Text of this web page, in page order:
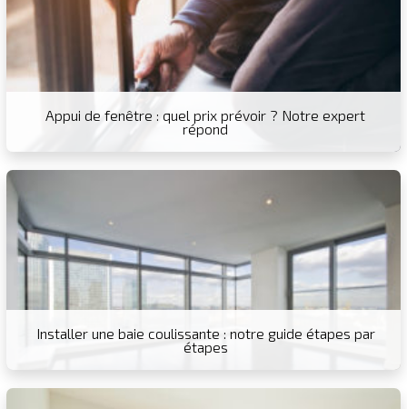
Appui de fenêtre : quel prix prévoir ? Notre expert
répond
Installer une baie coulissante : notre guide étapes par
étapes